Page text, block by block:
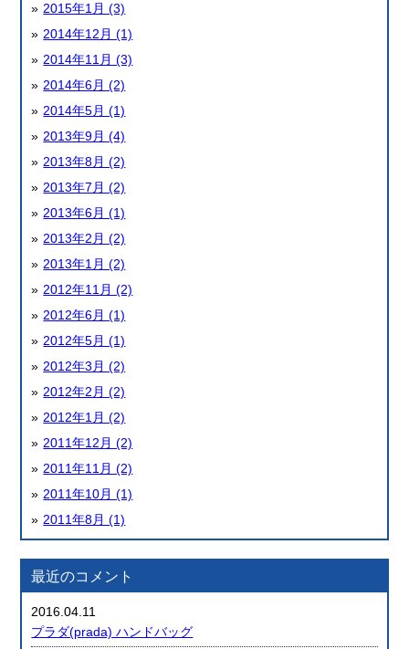
2015年1月 (3)
2014年12月 (1)
2014年11月 (3)
2014年6月 (2)
2014年5月 (1)
2013年9月 (4)
2013年8月 (2)
2013年7月 (2)
2013年6月 (1)
2013年2月 (2)
2013年1月 (2)
2012年11月 (2)
2012年6月 (1)
2012年5月 (1)
2012年3月 (2)
2012年2月 (2)
2012年1月 (2)
2011年12月 (2)
2011年11月 (2)
2011年10月 (1)
2011年8月 (1)
最近のコメント
2016.04.11
プラダ(prada) ハンドバッグ